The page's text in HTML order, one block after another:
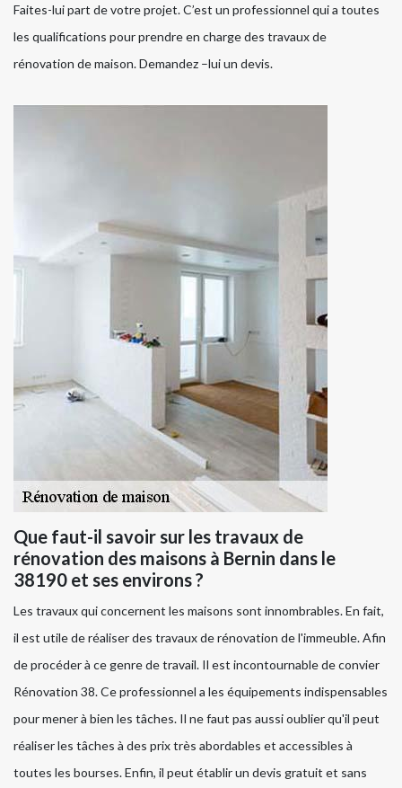
Faites-lui part de votre projet. C’est un professionnel qui a toutes
les qualifications pour prendre en charge des travaux de
rénovation de maison. Demandez –lui un devis.
Que faut-il savoir sur les travaux de
rénovation des maisons à Bernin dans le
38190 et ses environs ?
Les travaux qui concernent les maisons sont innombrables. En fait,
il est utile de réaliser des travaux de rénovation de l'immeuble. Afin
de procéder à ce genre de travail. Il est incontournable de convier
Rénovation 38. Ce professionnel a les équipements indispensables
pour mener à bien les tâches. Il ne faut pas aussi oublier qu'il peut
réaliser les tâches à des prix très abordables et accessibles à
toutes les bourses. Enfin, il peut établir un devis gratuit et sans